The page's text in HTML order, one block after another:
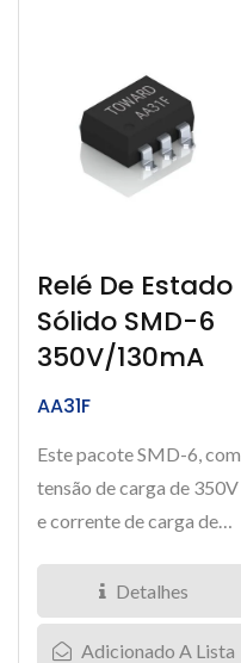
Relé De Estado
Sólido SMD-6
350V/130mA
AA31F
Este pacote SMD-6, com
tensão de carga de 350V
e corrente de carga de
estado... Detalhes
Adicionado A Lista